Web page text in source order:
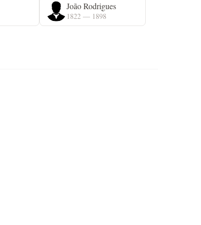
João Rodrigues
1822 — 1898